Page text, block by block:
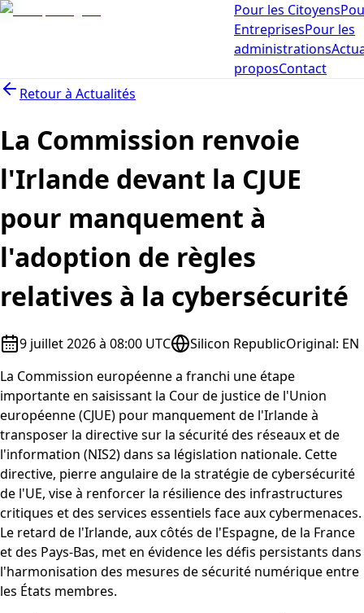
Pour les Citoyens
EntreprisesPour les
administrations
proposContact
Retour à Actualités
La Commission renvoie
l'Irlande devant la CJUE
pour manquement à
l'adoption de règles
relatives à la cybersécurité
9 juillet 2026 à 08:00 UTC Silicon RepublicOriginal: EN
La Commission européenne a franchi une étape
importante en saisissant la Cour de justice de l'Union
européenne (CJUE) pour manquement de l'Irlande à
transposer la directive sur la sécurité des réseaux et de
l'information (NIS2) dans sa législation nationale. Cette
directive, pierre angulaire de la stratégie de cybersécurité
de l'UE, vise à renforcer la résilience des infrastructures
critiques et des services essentiels face aux cybermenaces.
Le retard de l'Irlande, aux côtés de l'Espagne, de la France
et des Pays-Bas, met en évidence les défis persistants dans
l'harmonisation des mesures de sécurité numérique entre
les États membres.